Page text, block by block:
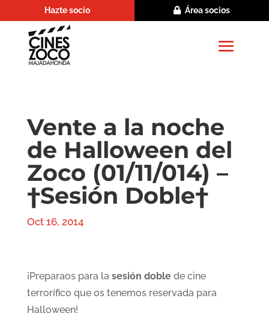
Hazte socio Área socios
Vente a la noche
de Halloween del
Zoco (01/11/014) –
†Sesión Doble†
Oct 16, 2014
¡Preparaos para la sesión doblede cine
terrorífico que os tenemos reservada para
Halloween!